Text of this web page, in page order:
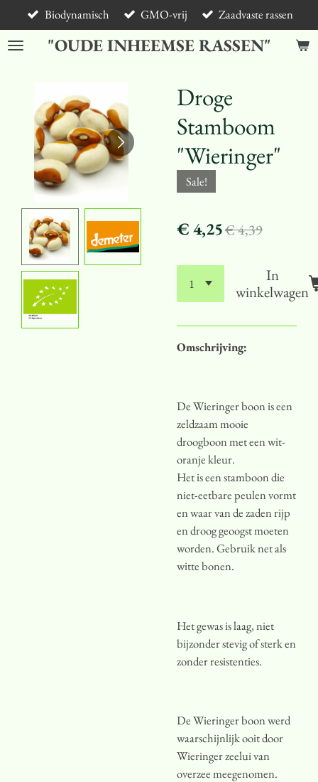
direct
naar
"OUDE INHEEMSE RASSEN"
Biodynamisch GMO-vrij Zaadvaste rassen
Droge
Stamboom
"Wieringer"
Sale!
€ 4,25€ 4,39
In
winkelwagen
Omschrijving:
De Wieringer boon is een
zeldzaam mooie
droogboon met een wit-
oranje kleur.
Het is een stamboon die
niet-eetbare peulen vormt
en waar van de zaden rijp
en droog geoogst moeten
worden. Gebruik net als
witte bonen.
Het gewas is laag, niet
bijzonder stevig of sterk en
zonder resistenties.
De Wieringer boon werd
waarschijnlijk ooit door
Wieringer zeelui van
overzee meegenomen.